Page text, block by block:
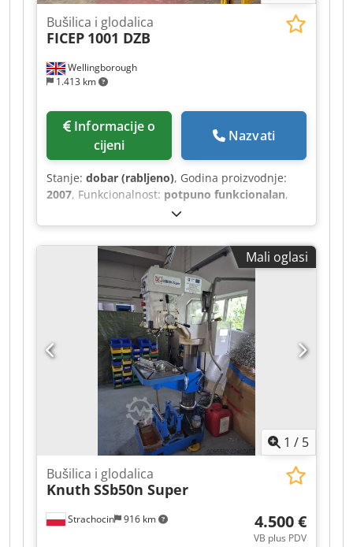
Wellingborough
1.413 km
Bušilica i glodalica
FICEP 1001 DZB
Informacije o
cijeni
Nazvati
Stanje: dobar (rabljeno), Godina proizvodnje:
2007, Funkcionalnost: potpuno funkcionalan,
Ficep 1001 DZB CNC bušilica/linija za rezanje –
godina proizvodnje 2007. Rotirajuća osovina.
Dsdpfx Aszrpx Delxock Automatski izmjenjivač
alata. Označavanje u 4 smjera. Dovod pomoću
stezača. 18,3 metra duljine ulaznog i 18,3 metra
duljine izlaznog transportnog sustava. Ulazni i
izlazni transportni sustav s podizanjem i
prenošenjem profila. Kapacitet profila: 1000 mm.
Mali oglasi
1 / 5
Strachocin 916 km
Bušilica i glodalica
Knuth SSb50n Super
4.500 €
VB plus PDV